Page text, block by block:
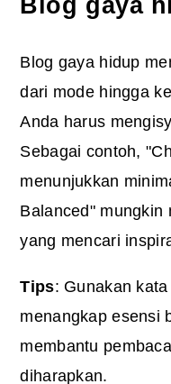
Blog gaya
Blog gaya hidup
dari mode hingga
Anda harus
Sebagai contoh,
menunjukkan
Balanced" mungkin
yang mencari
Tips: Gunakan
menangkap esensi
membantu
diharapkan.